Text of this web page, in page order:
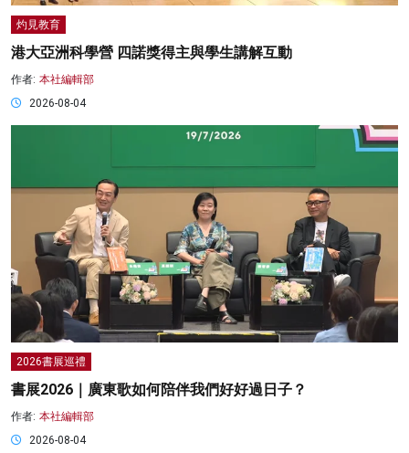
灼見教育
港大亞洲科學營 四諾獎得主與學生講解互動
作者: 本社編輯部
2026-08-04
2026書展巡禮
書展2026｜廣東歌如何陪伴我們好好過日子？
作者: 本社編輯部
2026-08-04